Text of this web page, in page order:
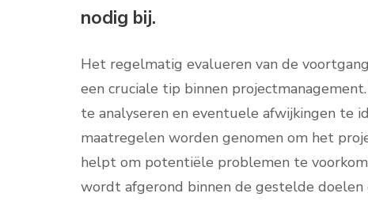
nodig bij.
Het regelmatig evalueren van de
een cruciale tip binnen
te analyseren en eventuele afwijkingen te
maatregelen worden genomen om het
helpt om potentiële problemen te
wordt afgerond binnen de gestelde